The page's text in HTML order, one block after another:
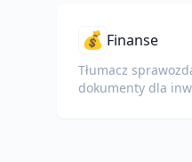
💰 Finanse
Tłumacz
dokumenty dla